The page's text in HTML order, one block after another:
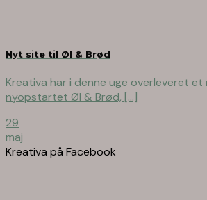
Nyt site til Øl & Brød
Kreativa har i denne uge overleveret
nyopstartet Øl & Brød, [...]
29
maj
Kreativa på Facebook